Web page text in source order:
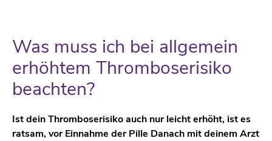
Was muss ich bei allgemein
erhöhtem Thromboserisiko
beachten?
Ist dein Thromboserisiko auch nur leicht erhöht, ist es
ratsam, vor Einnahme der Pille Danach mit deinem Arzt